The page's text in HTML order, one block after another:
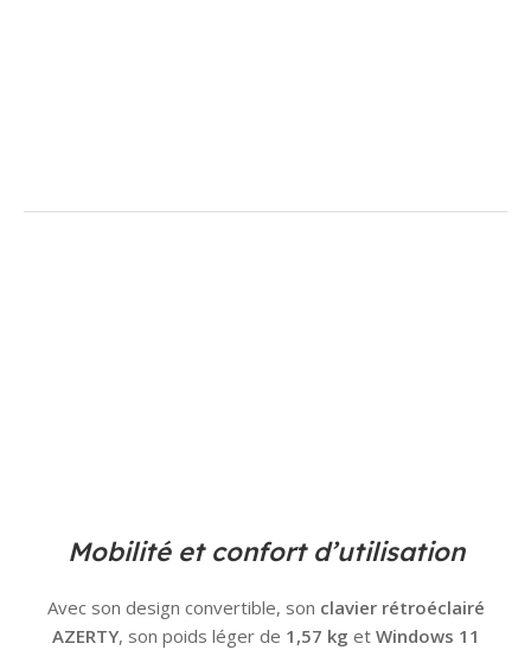
Mobilité et confort d’utilisation
Avec son design convertible, son clavier rétroéclairé
AZERTY, son poids léger de 1,57 kg et Windows 11